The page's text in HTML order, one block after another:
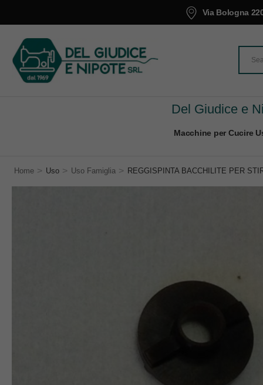
Via Bologna
Del Giudice e
Macchine per Cucire
Home > Uso > Uso Famiglia > REGGISPINTA BACCHILITE PER